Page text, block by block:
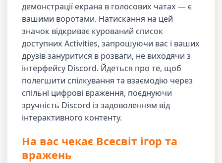
демонстрації екрана в голосових чатах — є
вашими воротами. Натискання на цей
значок відкриває курований список
доступних Activities, запрошуючи вас і ваших
друзів зануритися в розваги, не виходячи з
інтерфейсу Discord. Йдеться про те, щоб
полегшити спілкування та взаємодію через
спільні цифрові враження, поєднуючи
зручність Discord із задоволенням від
інтерактивного контенту.
На вас чекає Всесвіт ігор та
вражень